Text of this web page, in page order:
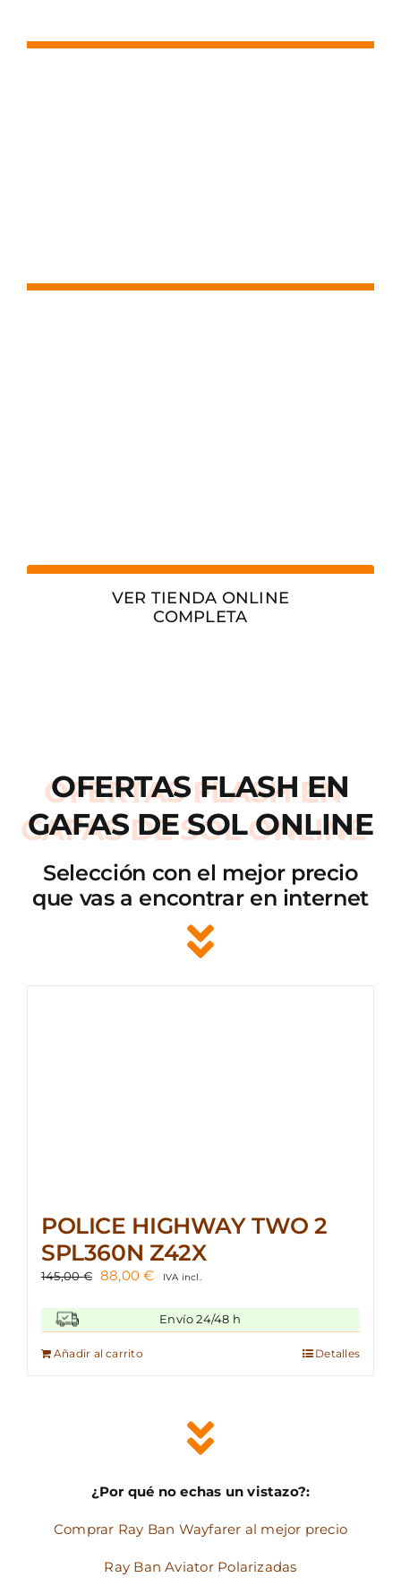
VER TIENDA ONLINE
COMPLETA
OFERTAS FLASH EN
GAFAS DE SOL ONLINE
Selección con el mejor precio
que vas a encontrar en internet
POLICE HIGHWAY TWO 2
SPL360N Z42X
145,00€ El
original
era:
145,00 €.
88,00€ El
actual
es:
IVA incl.
Envío 24/48 h
Añadir al carrito Detalles
¿Por qué no echas un vistazo?:
Comprar Ray Ban Wayfarer al mejor precio
Ray Ban Aviator Polarizadas